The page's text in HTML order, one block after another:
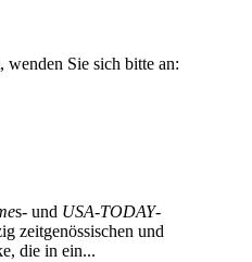
wenden Sie sich bitte an:
s- und USA-TODAY-
zeitgenössischen und
die in ein...